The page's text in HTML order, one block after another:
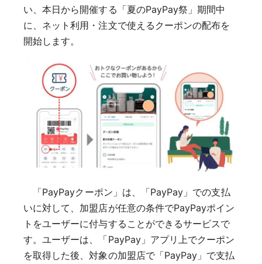
い、本日から開催する「夏のPayPay祭」期間中
に、ネット利用・注文で使えるクーポンの配布を
開始します。
「PayPayクーポン」は、「PayPay」での支払
いに対して、加盟店が任意の条件でPayPayポイン
トをユーザーに付与することができるサービスで
す。ユーザーは、「PayPay」アプリ上でクーポン
を取得した後、対象の加盟店で「PayPay」で支払